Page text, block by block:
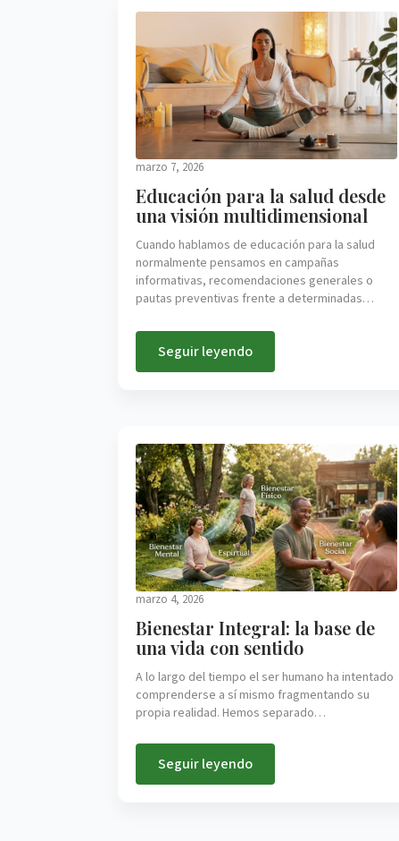
Educación para la salud desde
una visión multidimensional
marzo 7, 2026
Cuando hablamos de educación para la salud
normalmente pensamos en campañas
informativas, recomendaciones generales o
pautas preventivas frente a determinadas…
Seguir leyendo
Bienestar Integral: la base de
una vida con sentido
marzo 4, 2026
A lo largo del tiempo el ser humano ha intentado
comprenderse a sí mismo fragmentando su
propia realidad. Hemos separado…
Seguir leyendo